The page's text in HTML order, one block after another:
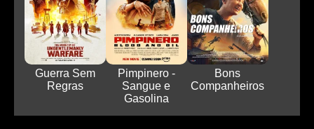
Guerra Sem
Regras
Pimpinero -
Sangue e
Gasolina
Bons
Companheiros